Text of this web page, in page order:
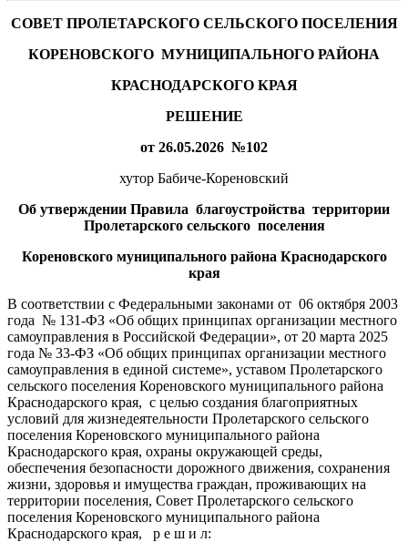
СОВЕТ ПРОЛЕТАРСКОГО СЕЛЬСКОГО ПОСЕЛЕНИЯ
КОРЕНОВСКОГО МУНИЦИПАЛЬНОГО РАЙОНА
КРАСНОДАРСКОГО КРАЯ
РЕШЕНИЕ
от 26.05.2026 №102
хутор Бабиче-Кореновский
Об утверждении Правила благоустройства территории
Пролетарского сельского поселения
Кореновского муниципального района Краснодарского
края
В соответствии с Федеральными законами от 06 октября 2003
года № 131-ФЗ «Об общих принципах организации местного
самоуправления в Российской Федерации», от 20 марта 2025
года № 33-ФЗ «Об общих принципах организации местного
самоуправления в единой системе», уставом Пролетарского
сельского поселения Кореновского муниципального района
Краснодарского края, с целью создания благоприятных
условий для жизнедеятельности Пролетарского сельского
поселения Кореновского муниципального района
Краснодарского края, охраны окружающей среды,
обеспечения безопасности дорожного движения, сохранения
жизни, здоровья и имущества граждан, проживающих на
территории поселения, Совет Пролетарского сельского
поселения Кореновского муниципального района
Краснодарского края, р е ш и л: